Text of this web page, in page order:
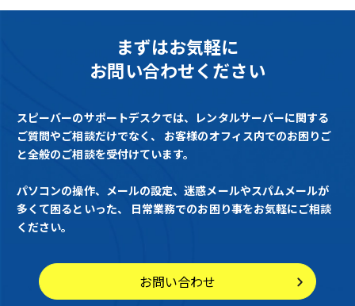
まずはお気軽に
お問い合わせください
スピーバーのサポートデスクでは、レンタルサーバーに関する
ご質問やご相談だけでなく、 お客様のオフィス内でのお困りご
と全般のご相談を受付けています。
パソコンの操作、メールの設定、迷惑メールやスパムメールが
多くて困るといった、
日常業務でのお困り事をお気軽にご相談
ください。
お問い合わせ